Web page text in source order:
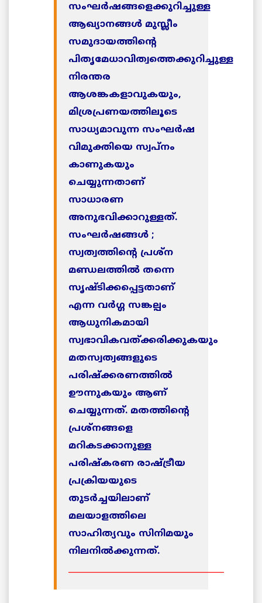
സംഘര്‍ഷങ്ങളെക്കുറിച്ചുള്ള
ആഖ്യാനങ്ങള്‍ മുസ്ലീം
സമുദായത്തിന്റെ
പിതൃമേധാവിത്വത്തെക്കുറിച്ചുള്ള
നിരന്തര
ആശങ്കകളാവുകയും,
മിശ്രപ്രണയത്തിലൂടെ
സാധ്യമാവുന്ന സംഘര്‍ഷ
വിമുക്തിയെ സ്വപ്നം
കാണുകയും
ചെയ്യുന്നതാണ്
സാധാരണ
അനുഭവിക്കാറുള്ളത്.
സംഘര്‍ഷങ്ങള്‍ ;
സ്വത്വത്തിന്റെ പ്രശ്‌ന
മണ്ഡലത്തില്‍ തന്നെ
സൃഷ്ടിക്കപ്പെട്ടതാണ്
എന്ന വര്‍ഗ്ഗ സങ്കല്പം
ആധുനികമായി
സ്വഭാവികവത്ക്കരിക്കുകയും
മതസ്വത്വങ്ങളുടെ
പരിഷ്‌ക്കരണത്തില്‍
ഊന്നുകയും ആണ്
ചെയ്യുന്നത്. മതത്തിന്റെ
പ്രശ്‌നങ്ങളെ
മറികടക്കാനുള്ള
പരിഷ്‌കരണ രാഷ്ട്രീയ
പ്രക്രിയയുടെ
തുടര്‍ച്ചയിലാണ്
മലയാളത്തിലെ
സാഹിത്യവും സിനിമയും
നിലനില്‍ക്കുന്നത്.